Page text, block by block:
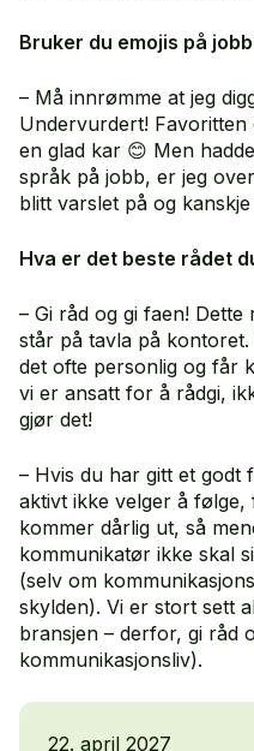
Bruker du emojis på
– Må innrømme at jeg
Undervurdert!
en glad kar 😊 Men
språk på jobb, er jeg
blitt varslet på og
Hva er det beste rådet
– Gi råd og gi faen!
står på tavla på
det ofte personlig og får
vi er ansatt for å rådgi,
gjør det!
– Hvis du har gitt et godt
aktivt ikke velger å
kommer dårlig ut, så
kommunikatør ikke skal
(selv om
skylden). Vi er stort sett
bransjen – derfor, gi råd
kommunikasjonsliv).
22. april 2027